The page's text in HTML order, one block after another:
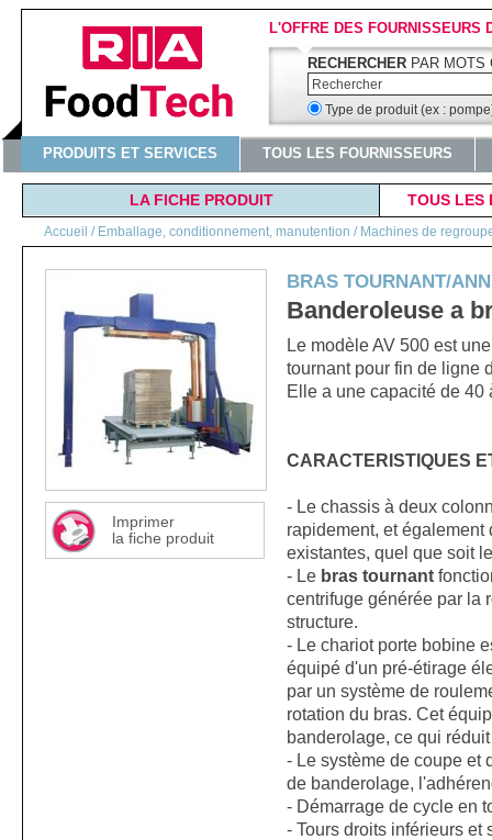
L'OFFRE DES FOURNISSEURS
RECHERCHER PAR MOTS
Type de produit (ex :
PRODUITS ET SERVICES TOUS LES FOURNISSEURS
LA FICHE PRODUIT TOUS LES
Accueil / Emballage, conditionnement, manutention / Machines de
Imprimer
la fiche produit
BRAS TOURNANT/
Banderoleuse a
Le modèle AV 500 est
tournant pour fin de ligne
Elle a une capacité de 40
CARACTERISTIQUES
- Le chassis à deux
rapidement, et
existantes, quel que soit
- Le bras tournant
centrifuge générée par la
structure.
- Le chariot porte bobine
équipé d'un pré-étirage
par un système de
rotation du bras. Cet
banderolage, ce qui
- Le système de coupe et
de banderolage,
- Démarrage de cycle en
- Tours droits inférieurs